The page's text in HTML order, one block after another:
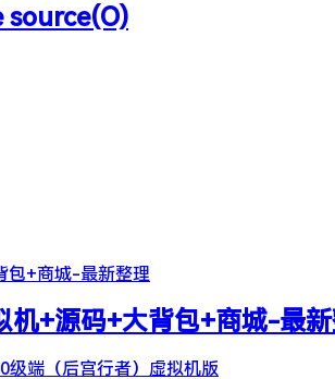
source(O)
机+源码+大背包+商城-最